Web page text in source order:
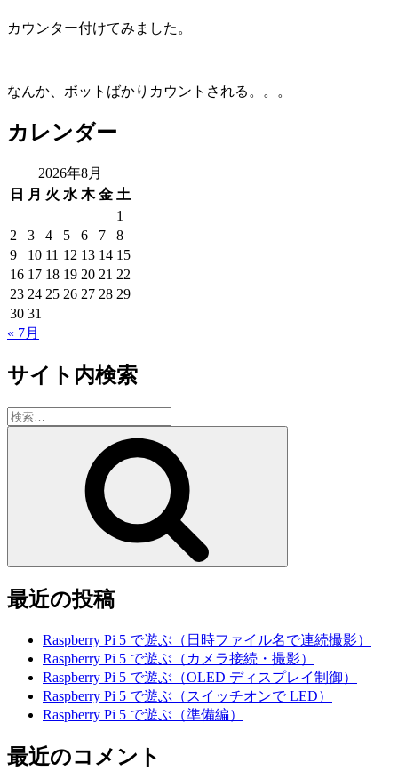
カウンター付けてみました。
なんか、ボットばかりカウントされる。。。
カレンダー
2026年8月
日
月 火 水 木 金 土
1
2
3 4 5 6 7
8
9
10 11 12 13 14 15
16 17 18 19 20 21 22
23 24 25 26 27 28 29
30 31
« 7月
サイト内検索
検
索:
最近の投稿
Raspberry Pi 5 で遊ぶ（日時ファイル名で連続撮影）
Raspberry Pi 5 で遊ぶ（カメラ接続・撮影）
Raspberry Pi 5 で遊ぶ（OLED ディスプレイ制御）
Raspberry Pi 5 で遊ぶ（スイッチオンで LED）
Raspberry Pi 5 で遊ぶ（準備編）
最近のコメント